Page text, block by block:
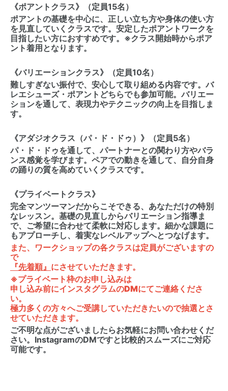
《ポアントクラス》（定員15名）
ポアントの基礎を中心に、正しい立ち方や身体の使い方
を見直していくクラスです。安定したポアントワークを
目指したい方におすすめです。※クラス開始時からポア
ント着用となります。
《バリエーションクラス》（定員10名）
難しすぎない振付で、安心して取り組める内容です。バ
レエシューズ・ポアントどちらでも参加可能。バリエー
ションを通して、表現力やテクニックの向上を目指しま
す。
《アダジオクラス（パ・ド・ドゥ）》（定員5名）
パ・ド・ドゥを通して、パートナーとの関わり方やバラ
ンス感覚を学びます。ペアでの動きを通して、自分自身
の踊りの質を高めていくクラスです。
《プライベートクラス》
完全マンツーマンだからこそできる、あなただけの特別
なレッスン。基礎の見直しからバリエーション指導ま
で、ご希望に合わせて柔軟に対応します。細かな課題に
もアプローチし、着実なレベルアップへとつなげます。
また、ワークショップの各クラスは定員がございますの
で
『先着順』 にさせていただきます。
※プライベート枠のお申し込みは
申し込み前にインスタグラムのDMにてご連絡くださ
い。
極力多くの方々へご受講していただきたいので抽選とさ
せていただきます。
ご不明な点がございましたらお気軽にお問い合わせくだ
さい。InstagramのDMですと比較的スムーズにご対応
可能です。